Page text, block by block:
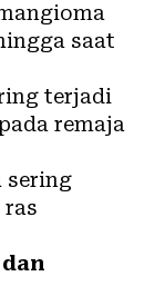
saat
terjadi
remaja
sering